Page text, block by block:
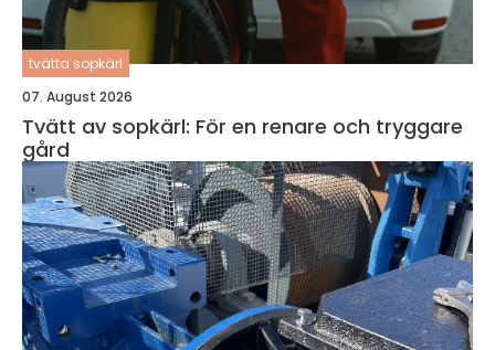
tvätta sopkärl
07. August 2026
Tvätt av sopkärl: För en renare och tryggare
gård